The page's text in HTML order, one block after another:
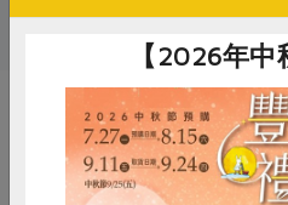
# 信功 # 豬
你可能有
【2026年中